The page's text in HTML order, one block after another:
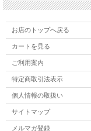
お店のトップへ戻る
カートを見る
ご利用案内
特定商取引法表示
個人情報の取扱い
サイトマップ
メルマガ登録